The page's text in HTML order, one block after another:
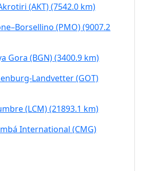
(AKT) (7542.0 km)
(PMO) (9007.2
Gora (BGN) (3400.9 km)
Landvetter (GOT)
(LCM) (21893.1 km)
International (CMG)